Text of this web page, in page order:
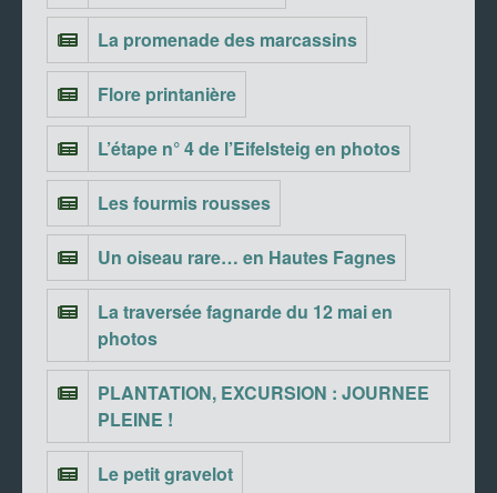
La promenade des marcassins
Flore printanière
L’étape n° 4 de l’Eifelsteig en photos
Les fourmis rousses
Un oiseau rare… en Hautes Fagnes
La traversée fagnarde du 12 mai en
photos
PLANTATION, EXCURSION : JOURNEE
PLEINE !
Le petit gravelot